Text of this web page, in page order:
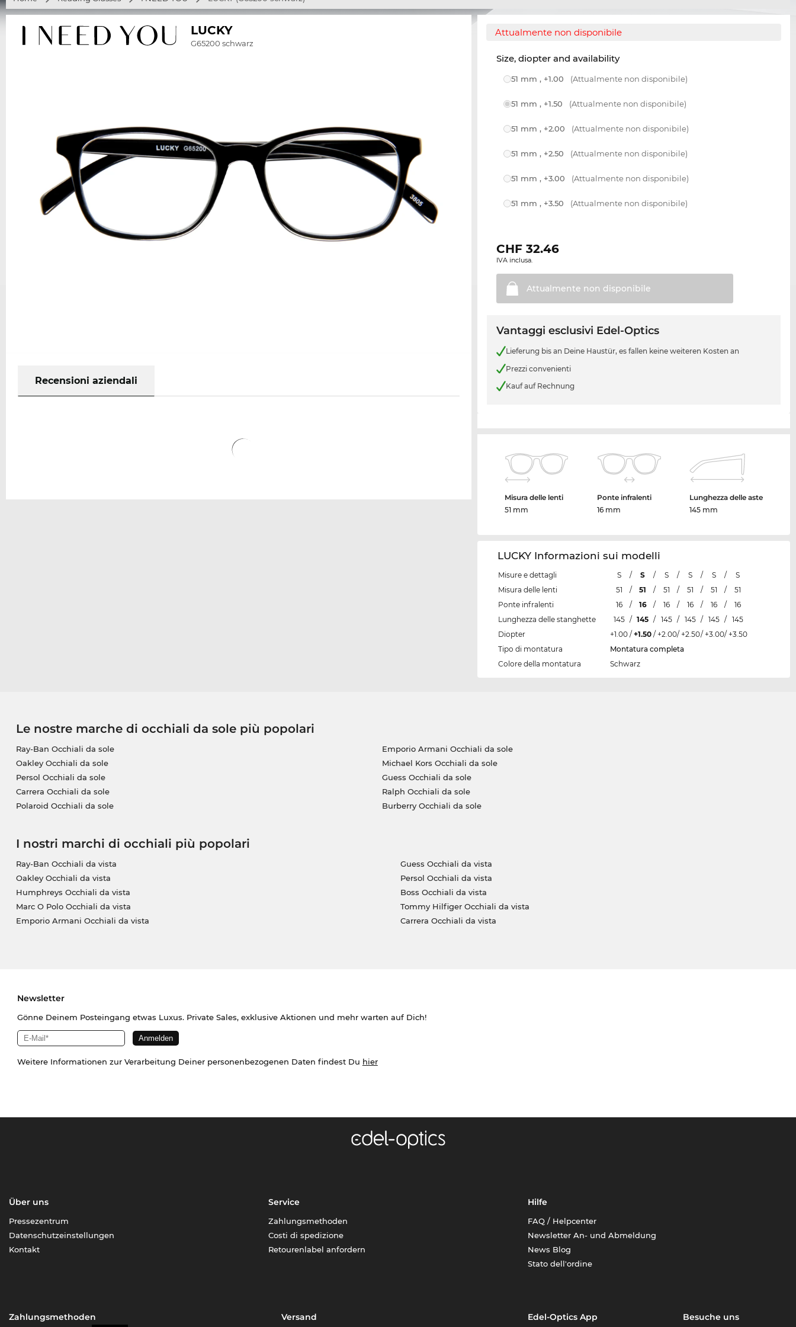
LUCKY
G65200 schwarz
Recensioni aziendali
Attualmente non disponibile
Size, diopter and availability
51 mm , +1.00 (Attualmente non disponibile)
51 mm , +1.50 (Attualmente non disponibile)
51 mm , +2.00 (Attualmente non disponibile)
51 mm , +2.50 (Attualmente non disponibile)
51 mm , +3.00 (Attualmente non disponibile)
51 mm , +3.50 (Attualmente non disponibile)
CHF32.46
IVA inclusa.
Attualmente non disponibile
Vantaggi esclusivi Edel-Optics
Lieferung bis an Deine Haustür, es fallen keine weiteren Kosten an
Prezzi convenienti
Kauf auf Rechnung
Misura delle lenti
51 mm
Ponte infralenti
16 mm
Lunghezza delle aste
145 mm
LUCKY Informazioni sui modelli
Misure e dettagli S / S / S / S / S /
S
Misura delle lenti
51 / 51 / 51 / 51 / 51 /
51
Ponte infralenti
16 / 16 / 16 / 16 / 16 /
16
Lunghezza delle stanghette
145 / 145 / 145 / 145 / 145 / 145
Diopter
+1.00 / +1.50 / +2.00/ +2.50/ +3.00/ +3.50
Tipo di montatura
Montatura completa
Colore della montatura
Schwarz
Le nostre marche di occhiali da sole più popolari
Ray-Ban Occhiali da sole
Oakley Occhiali da sole
Persol Occhiali da sole
Carrera Occhiali da sole
Polaroid Occhiali da sole
Emporio Armani Occhiali da sole
Michael Kors Occhiali da sole
Guess Occhiali da sole
Ralph Occhiali da sole
Burberry Occhiali da sole
I nostri marchi di occhiali più popolari
Ray-Ban Occhiali da vista
Oakley Occhiali da vista
Humphreys Occhiali da vista
Marc O Polo Occhiali da vista
Emporio Armani Occhiali da vista
Guess Occhiali da vista
Persol Occhiali da vista
Boss Occhiali da vista
Tommy Hilfiger Occhiali da vista
Carrera Occhiali da vista
Newsletter
Gönne Deinem Posteingang etwas Luxus. Private Sales, exklusive Aktionen und mehr warten auf Dich!
Weitere Informationen zur Verarbeitung Deiner personenbezogenen Daten findest Du hier
Über uns
Pressezentrum
Datenschutzeinstellungen
Kontakt
Service
Zahlungsmethoden
Costi di spedizione
Retourenlabel anfordern
Hilfe
FAQ / Helpcenter
Newsletter An- und Abmeldung
News Blog
Stato dell'ordine
Zahlungsmethoden Versand Edel-Optics App Besuche uns